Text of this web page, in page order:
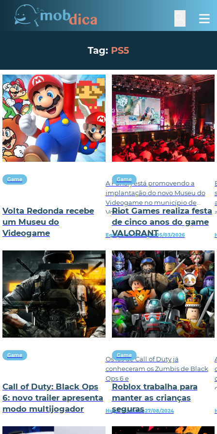
Tag: PS5
Game
Volta Redonda recebe
um Museu do
Videogame
A Funarj está promovendo a
implantação do novo Museu do
Videogame no município de
Volta
Equipe de Redação05/03/2026
Game
Riot Games realiza festa
de cinco anos do game
VALORANT
Game
Call of Duty: Black Ops
6: novo trailer apresenta
modo multijogador
Os fãs de Call of Duty já
conheceram os Zumbis de Black
Ops 6 e
Hugo Machado27/08/2024
Game
Roblox trabalha para
manter as crianças
seguras